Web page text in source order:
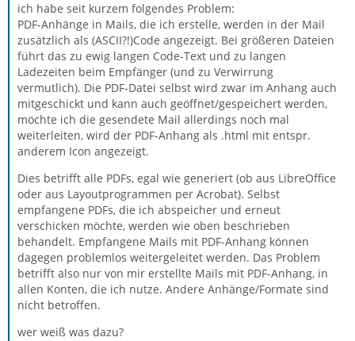
ich habe seit kurzem folgendes Problem:
PDF-Anhänge in Mails, die ich erstelle, werden in der Mail
zusätzlich als (ASCII?!)Code angezeigt. Bei größeren Dateien
führt das zu ewig langen Code-Text und zu langen
Ladezeiten beim Empfänger (und zu Verwirrung
vermutlich). Die PDF-Datei selbst wird zwar im Anhang auch
mitgeschickt und kann auch geöffnet/gespeichert werden,
möchte ich die gesendete Mail allerdings noch mal
weiterleiten, wird der PDF-Anhang als .html mit entspr.
anderem Icon angezeigt.
Dies betrifft alle PDFs, egal wie generiert (ob aus LibreOffice
oder aus Layoutprogrammen per Acrobat). Selbst
empfangene PDFs, die ich abspeicher und erneut
verschicken möchte, werden wie oben beschrieben
behandelt. Empfangene Mails mit PDF-Anhang können
dagegen problemlos weitergeleitet werden. Das Problem
betrifft also nur von mir erstellte Mails mit PDF-Anhang, in
allen Konten, die ich nutze. Andere Anhänge/Formate sind
nicht betroffen.
wer weiß was dazu?